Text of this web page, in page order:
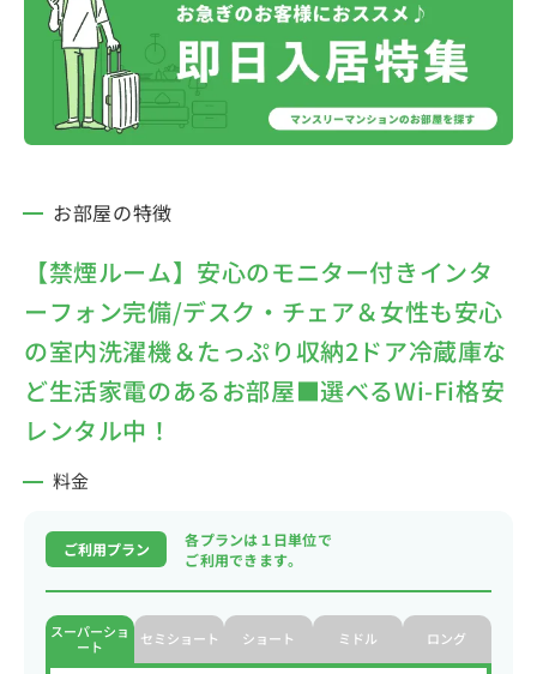
お部屋の特徴
【禁煙ルーム】安心のモニター付きインタ
ーフォン完備/デスク・チェア＆女性も安心
の室内洗濯機＆たっぷり収納2ドア冷蔵庫な
ど生活家電のあるお部屋■選べるWi-Fi格安
レンタル中！
料金
ご利用プラン
各プランは１日単位で
ご利用できます。
スーパーショ
ート
セミショート ショート ミドル ロング